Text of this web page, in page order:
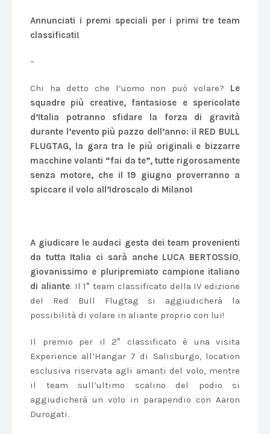
Annunciati i premi speciali per i primi tre team
classificati!
–
Chi ha detto che l’uomo non può volare? Le
squadre più creative, fantasiose e spericolate
d’Italia potranno sfidare la forza di gravità
durante l’evento più pazzo dell’anno: il RED BULL
FLUGTAG, la gara tra le più originali e bizzarre
macchine volanti “fai da te”, tutte rigorosamente
senza motore, che il 19 giugno proverranno a
spiccare il volo all’Idroscalo di Milano!
A giudicare le audaci gesta dei team provenienti
da tutta Italia ci sarà anche LUCA BERTOSSIO,
giovanissimo e pluripremiato campione italiano
di aliante. Il 1° team classificato della IV edizione
del Red Bull Flugtag si aggiudicherà la
possibilità di volare in aliante proprio con lui!
Il premio per il 2° classificato è una visita
Experience all’Hangar 7 di Salisburgo, location
esclusiva riservata agli amanti del volo, mentre
il team sull’ultimo scalino del podio si
aggiudicherà un volo in parapendio con Aaron
Durogati.